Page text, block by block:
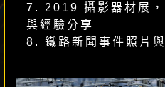
7. 2019 攝影器材展
與經驗分享
8. 鐵路新聞事件照片